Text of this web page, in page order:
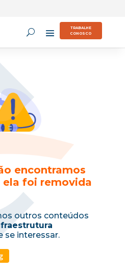
TRABALHE
CONOSCO
encontramos
foi removida
outros conteúdos
se interessar.